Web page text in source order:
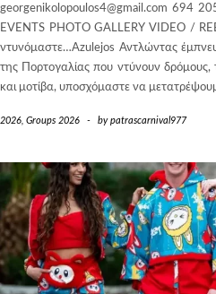
georgenikolopoulos4@gmail.com 694
EVENTS PHOTO GALLERY VIDEO /
ντυνόμαστε…Azulejos Αντλώντας
της Πορτογαλίας που ντύνουν δρόμους,
και μοτίβα, υποσχόμαστε να
2026, Groups 2026 - bypatrascarnival977